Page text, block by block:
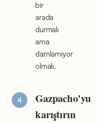
bir
arada
durmalı
ama
damlamıyor
olmalı.
Gazpacho'yu
karıştırın